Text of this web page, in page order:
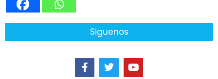
Siguenos